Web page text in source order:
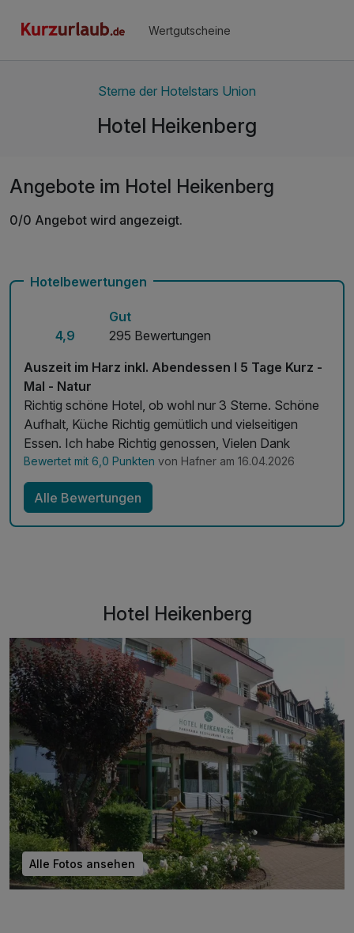
Wertgutscheine
Sterne der Hotelstars Union
Hotel Heikenberg
Angebote im Hotel Heikenberg
0/0 Angebot wird angezeigt.
Hotelbewertungen
4,9
Gut
295 Bewertungen
Auszeit im Harz inkl. Abendessen I 5 Tage Kurz -
Mal - Natur
Richtig schöne Hotel, ob wohl nur 3 Sterne. Schöne
Aufhalt, Küche Richtig gemütlich und vielseitigen
Essen. Ich habe Richtig genossen, Vielen Dank
Bewertet mit 6,0 Punkten von Hafner am 16.04.2026
Alle Bewertungen
Hotel Heikenberg
Alle Fotos ansehen